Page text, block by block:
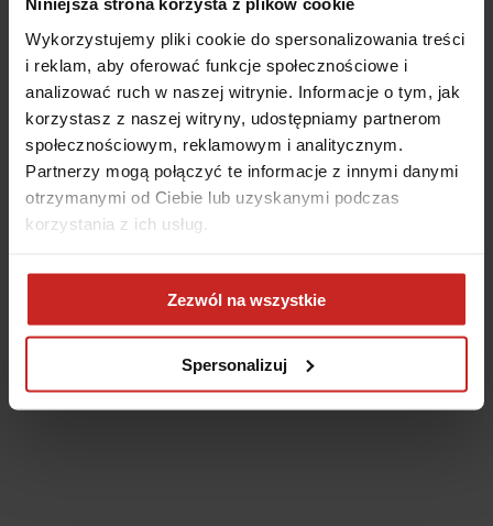
Wykorzystujemy pliki cookie do spersonalizowania treści
i reklam, aby oferować funkcje społecznościowe i
analizować ruch w naszej witrynie. Informacje o tym, jak
korzystasz z naszej witryny, udostępniamy partnerom
społecznościowym, reklamowym i analitycznym.
Partnerzy mogą połączyć te informacje z innymi danymi
otrzymanymi od Ciebie lub uzyskanymi podczas
korzystania z ich usług.
Zezwól na wszystkie
Spersonalizuj
browser console for more information)